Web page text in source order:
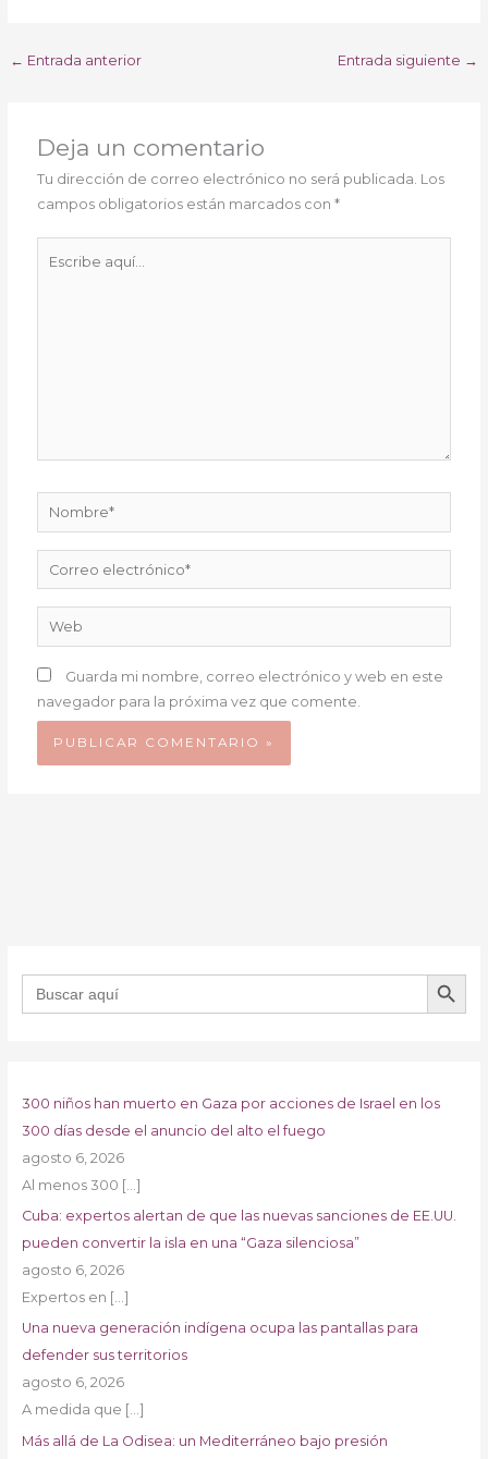
← Entrada anterior Entrada siguiente →
Deja un comentario
Tu dirección de correo electrónico no será publicada. Los
campos obligatorios están marcados con*
Nombre*
electrónico*
Web
Guarda mi nombre, correo electrónico y web en este
navegador para la próxima vez que comente.
Buscar: BOTÓN DE
300 niños han muerto en Gaza por acciones de Israel en los
300 días desde el anuncio del alto el fuego
agosto 6, 2026
Al menos 300 […]
Cuba: expertos alertan de que las nuevas sanciones de EE.UU.
pueden convertir la isla en una “Gaza silenciosa”
agosto 6, 2026
Expertos en […]
Una nueva generación indígena ocupa las pantallas para
defender sus territorios
agosto 6, 2026
A medida que […]
Más allá de La Odisea: un Mediterráneo bajo presión